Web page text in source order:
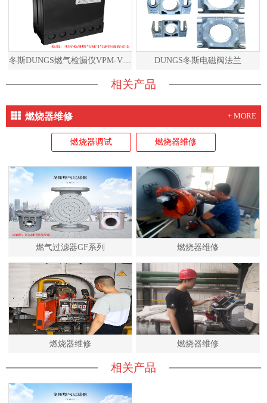
DUNGS冬斯电磁阀法兰
相关产品
燃烧器维修 + MORE
燃烧器调试 燃烧器维修
燃气过滤器GF系列 燃烧器维修
燃烧器维修 燃烧器维修
相关产品